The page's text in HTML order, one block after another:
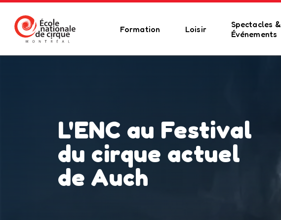
Formation Loisir
Spectacles &
Événements
L'ENC au Festival
du cirque actuel
de Auch